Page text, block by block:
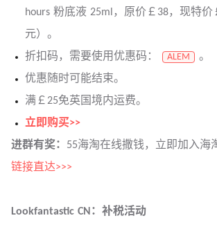
hours 粉底液 25ml，原价￡38，现特价
元）。
折扣码，需要使用优惠码：
ALEM
。
优惠随时可能结束。
满￡25免英国境内运费。
立即购买>>
进群有奖： 55海淘在线撒钱，立即加入海
链接直达>>>
Lookfantastic CN：补税活动